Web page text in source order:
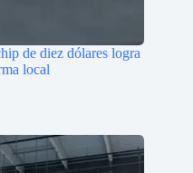
de diez dólares logra
local